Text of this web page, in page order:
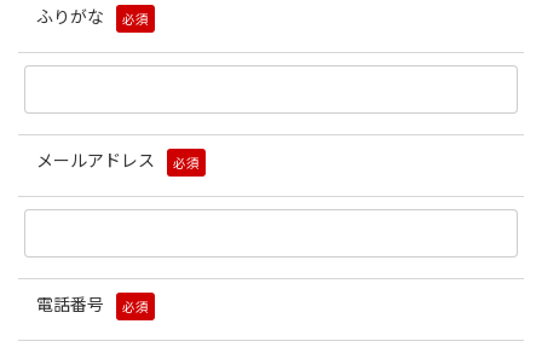
ふりがな 必須
メールアドレス 必須
電話番号 必須